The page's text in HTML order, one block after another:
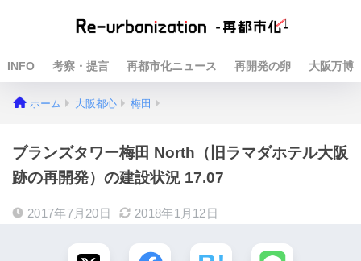
INFO 考察・提言 再都市化ニュース 再開発の卵 大阪万博
ホーム 大阪都心 梅田
ブランズタワー梅田 North（旧ラマダホテル大阪
跡の再開発）の建設状況 17.07
2017年7月20日 2018年1月12日